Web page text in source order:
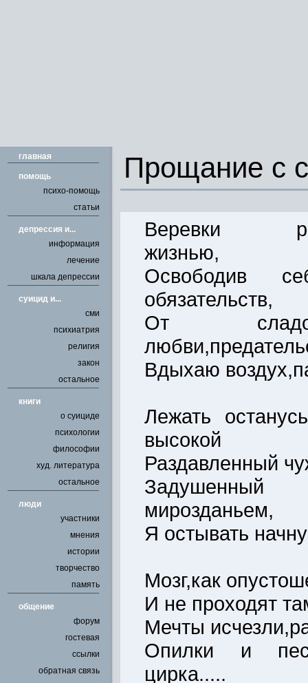
главная
помощь
психо-помощь
статьи
депрессия и...
информация
лечение
шкала депрессии
cуицид и...
сми
психиатрия
религия
закон
остальное
книги
о суициде
психологии
философии
худ. литература
остальное
люди
участники
мнения
истории
творчество
память
общение
форум
гостевая
ссылки
обратная связь
Прощание с
Веревки
жизнью,
Освободив
обязательств,
От
Вдыхаю
Лежать
высокой
Раздавленный
мирозданьем,
Я остывать
Мозг,как
И не проходят
Мечты
Опилки и
цирка.....